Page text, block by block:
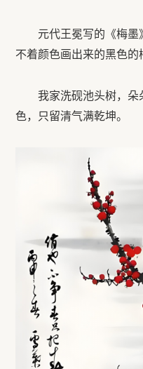
元代王冕写的《梅
不着颜色画出来的黑色的
我家洗砚池头树，朵
色，只留清气满乾坤。